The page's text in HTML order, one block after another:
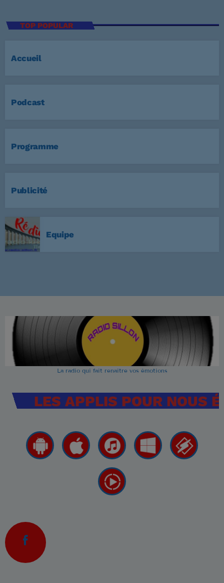
TOP POPULAR
Accueil
Podcast
Programme
Publicité
Equipe
La radio qui fait renaitre vos émotions
LES APPLIS POUR NOUS